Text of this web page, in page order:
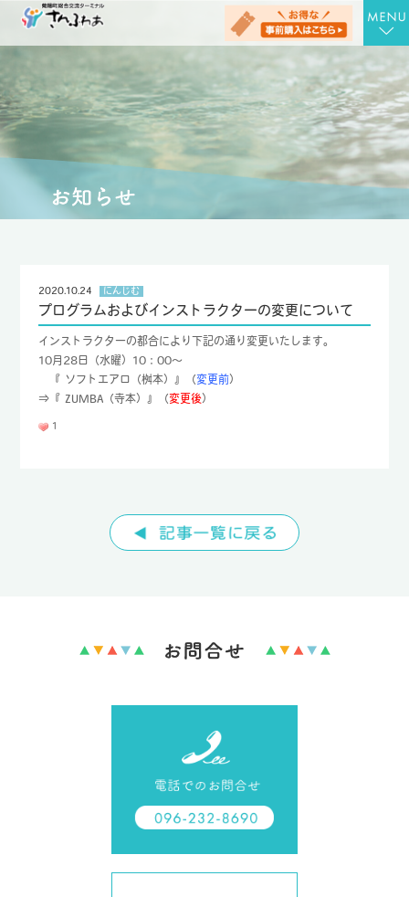
さんさんの湯
お食事処 さん膳
健康増進施設 にんじむ
お問合せ
アクセス
お知らせ
2020.10.24 にんじむ
プログラムおよびインストラクターの変更について
インストラクターの都合により下記の通り変更いたします。
10月28日（水曜）10：00～
『 ソフトエアロ（桝本）』（変更前）
⇒『 ZUMBA（寺本）』（変更後）
1